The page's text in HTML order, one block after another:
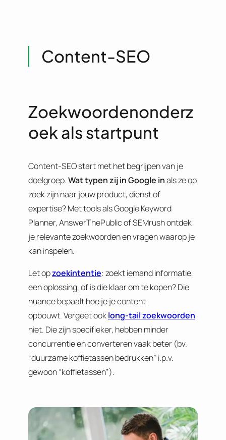
Content-SEO
Zoekwoordenonderz
oek als startpunt
Content-SEO start met het begrijpen van je
doelgroep.Wat typen zij in Google inals ze op
zoek zijn naar jouw product, dienst of
expertise? Met tools als Google Keyword
Planner, AnswerThePublic of SEMrush ontdek
je relevante zoekwoorden en vragen waarop je
kan inspelen.
Let opzoekintentie: zoekt iemand informatie,
een oplossing, of is die klaar om te kopen? Die
nuance bepaalt hoe je je content
opbouwt. Vergeet ooklong-tail zoekwoorden
niet. Die zijn specifieker, hebben minder
concurrentie en converteren vaak beter (bv.
“duurzame koffietassen bedrukken” i.p.v.
gewoon “koffietassen”).